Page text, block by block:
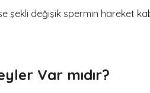
şekli değişik spermin hareket
Var mıdır?